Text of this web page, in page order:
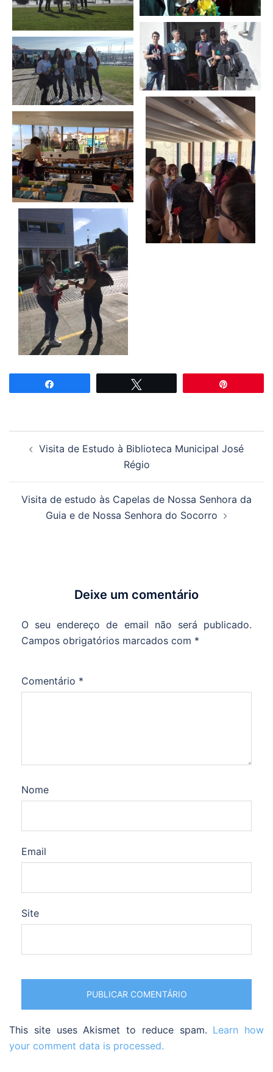
Visita de Estudo à Biblioteca Municipal José
Régio
Visita de estudo às Capelas de Nossa Senhora da
Guia e de Nossa Senhora do Socorro
Deixe um comentário
O seu endereço de email não será publicado.
Campos obrigatórios marcados com *
Comentário *
Nome
Email
Site
This site uses Akismet to reduce spam. Learn how
your comment data is processed.